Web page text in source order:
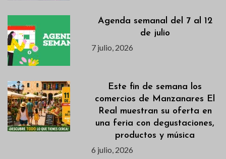
Agenda semanal del 7 al 12
de julio
7 julio, 2026
Este fin de semana los
comercios de Manzanares El
Real muestran su oferta en
una feria con degustaciones,
productos y música
6 julio, 2026